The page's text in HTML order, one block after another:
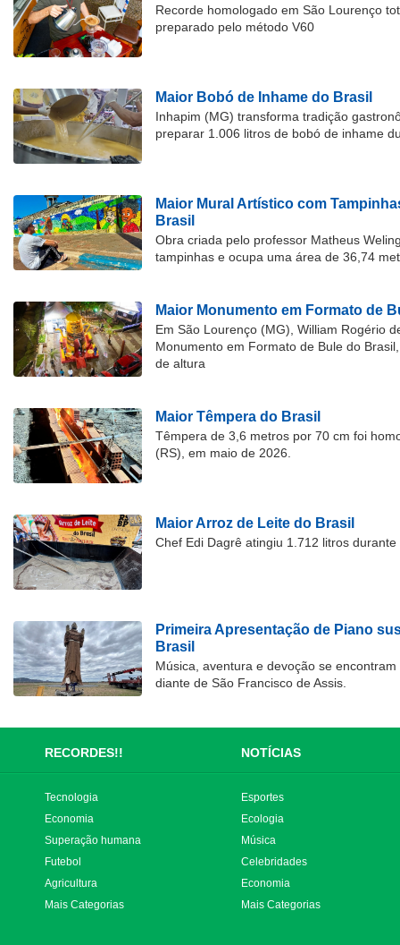
Recorde homologado em São Lourenço
preparado pelo método V60
Maior Bobó de Inhame do Brasil
Inhapim (MG) transforma tradição
preparar 1.006 litros de bobó de inhame
Maior Mural Artístico com
Brasil
Obra criada pelo professor Matheus
tampinhas e ocupa uma área de 36,74
Maior Monumento em Formato de
Em São Lourenço (MG), William Rogério
Monumento em Formato de Bule do
de altura
Maior Têmpera do Brasil
Têmpera de 3,6 metros por 70 cm foi
(RS), em maio de 2026.
Maior Arroz de Leite do Brasil
Chef Edi Dagrê atingiu 1.712 litros
Primeira Apresentação de Piano
Brasil
Música, aventura e devoção se
diante de São Francisco de Assis.
RECORDES!! NOTÍCIAS
Tecnologia
Economia
Superação humana
Futebol
Agricultura
Mais Categorias
Esportes
Ecologia
Música
Celebridades
Economia
Mais Categorias